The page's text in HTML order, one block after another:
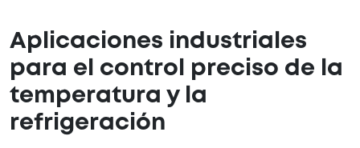
Aplicaciones industriales
para el control preciso de la
temperatura y la
refrigeración